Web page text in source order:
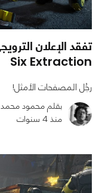
25925
Six Extraction
رجُل المصفحات الأمثل!
بقلم محمود محمد
منذ 4 سنوات